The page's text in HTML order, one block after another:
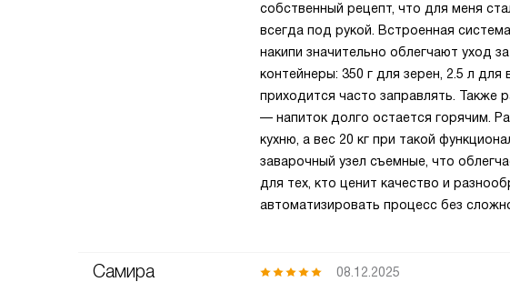
собственный рецепт, что для меня
всегда под рукой. Встроенная
накипи значительно облегчают уход
контейнеры: 350 г для зерен, 2.5 л
приходится часто заправлять. Также
— напиток долго остается горячим.
кухню, а вес 20 кг при такой
заварочный узел съемные, что
для тех, кто ценит качество и
автоматизировать процесс без
Самира 08.12.2025